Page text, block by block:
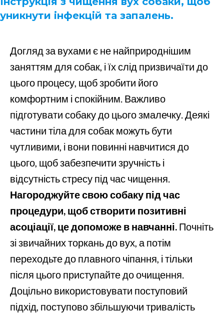
уникнути інфекцій та запалень.
Догляд за вухами є не найприроднішим
заняттям для собак, і їх слід призвичаїти до
цього процесу, щоб зробити його
комфортним і спокійним. Важливо
підготувати собаку до цього змалечку. Деякі
частини тіла для собак можуть бути
чутливими, і вони повинні навчитися до
цього, щоб забезпечити зручність і
відсутність стресу під час чищення.
Нагороджуйте свою собаку під час
процедури, щоб створити позитивні
асоціації, це допоможе в навчанні. Почніть
зі звичайних торкань до вух, а потім
переходьте до плавного чіпання, і тільки
після цього приступайте до очищення.
Доцільно використовувати поступовий
підхід, поступово збільшуючи тривалість